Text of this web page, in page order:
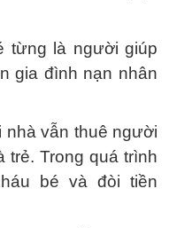
từng là người giúp
gia đình nạn nhân
nhà vẫn thuê người
trẻ. Trong quá trình
bé và đòi tiền